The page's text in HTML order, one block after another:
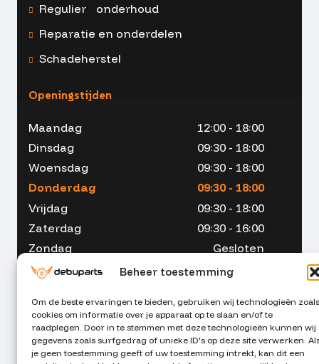
Beheer toestemming
Om de beste ervaringen te bieden, gebruiken wij technologieën zoals
cookies om informatie over je apparaat op te slaan en/of te
raadplegen. Door in te stemmen met deze technologieën kunnen wij
gegevens zoals surfgedrag of unieke ID's op deze site verwerken.
je geen toestemming geeft of uw toestemming intrekt, kan dit een
Regulier onderhoud
Reparatie en onderdelen
Schadeherstel
Openingstijden
Maandag
12:00 - 18:00
Dinsdag
09:30 - 18:00
Woensdag
09:30 - 18:00
Donderdag
09:30 - 18:00
Vrijdag
09:30 - 18:00
Zaterdag
09:30 - 16:00
Zondag
Gesloten
053 - 234 00 90
info@debuparts.nl